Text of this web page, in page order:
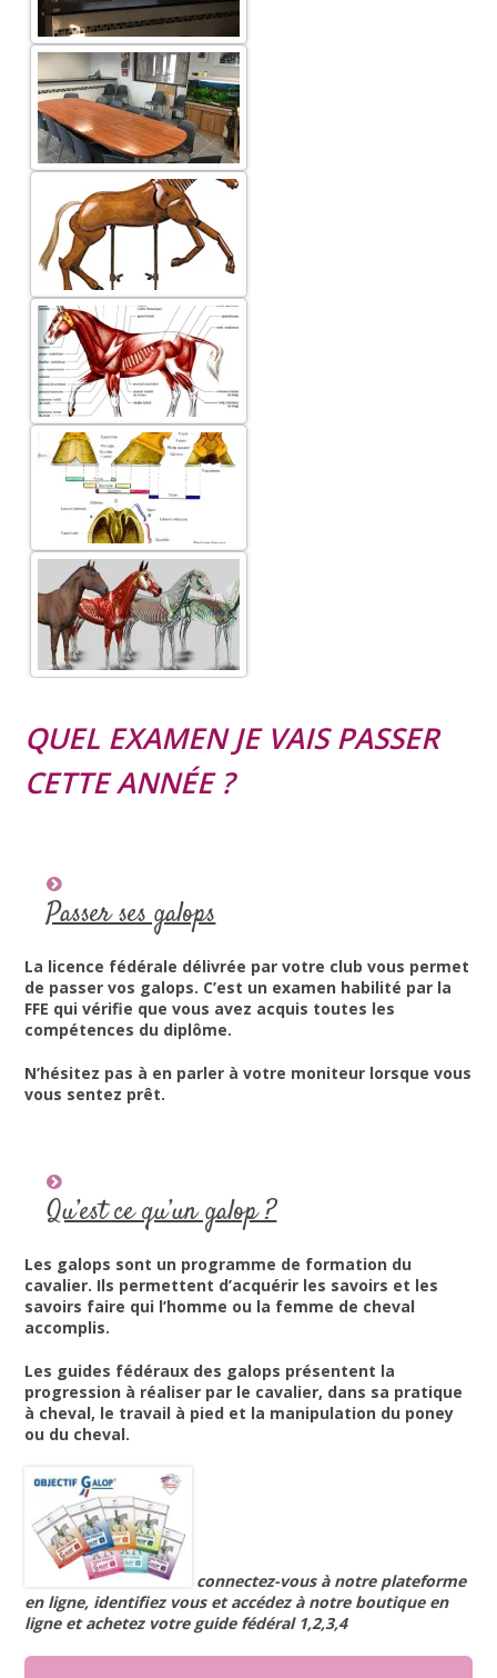
QUEL EXAMEN JE VAIS PASSER
CETTE ANNÉE ?
Passer ses galops
La licence fédérale délivrée par votre club vous permet
de passer vos galops. C’est un examen habilité par la
FFE qui vérifie que vous avez acquis toutes les
compétences du diplôme.
N’hésitez pas à en parler à votre moniteur lorsque vous
vous sentez prêt.
Qu’est ce qu’un galop ?
Les galops sont un programme de formation du
cavalier. Ils permettent d’acquérir les savoirs et les
savoirs faire qui l’homme ou la femme de cheval
accomplis.
Les guides fédéraux des galops présentent la
progression à réaliser par le cavalier, dans sa pratique
à cheval, le travail à pied et la manipulation du poney
ou du cheval.
connectez-vous à notre plateforme
en ligne, identifiez vous et accédez à notre boutique en
ligne et achetez votre guide fédéral 1,2,3,4